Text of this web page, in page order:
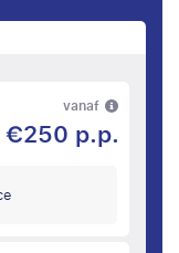
vanaf
€250 p.p.